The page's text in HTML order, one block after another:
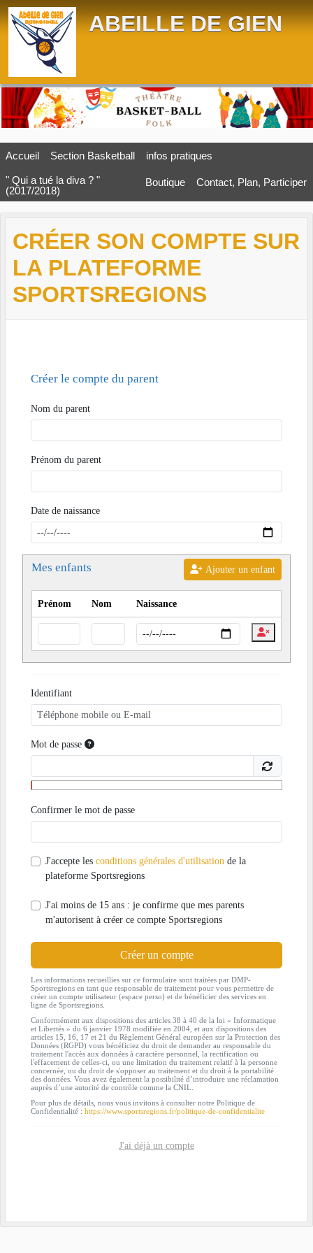
ABEILLE DE GIEN
Accueil Section Basketball infos pratiques
" Qui a tué la diva ? "
(2017/2018)
Boutique Contact, Plan, Participer
CRÉER SON COMPTE SUR
LA PLATEFORME
SPORTSREGIONS
Créer le compte du parent
Nom du parent
Prénom du parent
Date de naissance
Mes enfants Ajouter un enfant
Prénom Nom Naissance
Identifiant
Mot de passe
Confirmer le mot de passe
J'accepte les conditions générales d'utilisation de la
plateforme Sportsregions
J'ai moins de 15 ans : je confirme que mes parents
m'autorisent à créer ce compte Sportsregions
Créer un compte
Les informations recueillies sur ce formulaire sont traitées par DMP-
Sportsregions en tant que responsable de traitement pour vous permettre de
créer un compte utilisateur (espace perso) et de bénéficier des services en
ligne de Sportsregions.
Conformément aux dispositions des articles 38 à 40 de la loi « Informatique
et Libertés » du 6 janvier 1978 modifiée en 2004, et aux dispositions des
articles 15, 16, 17 et 21 du Règlement Général européen sur la Protection des
Données (RGPD) vous bénéficiez du droit de demander au responsable du
traitement l'accès aux données à caractère personnel, la rectification ou
l'effacement de celles-ci, ou une limitation du traitement relatif à la personne
concernée, ou du droit de s'opposer au traitement et du droit à la portabilité
des données. Vous avez également la possibilité d’introduire une réclamation
auprès d’une autorité de contrôle comme la CNIL.
Pour plus de détails, nous vous invitons à consulter notre Politique de
Confidentialité : https://www.sportsregions.fr/politique-de-confidentialite
J'ai déjà un compte
Panneau de gestion des cookies